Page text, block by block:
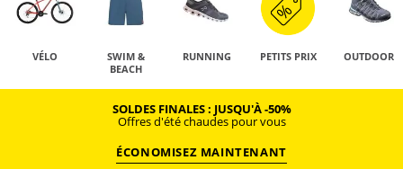
VÉLO
SWIM &
BEACH
RUNNING PETITS PRIX OUTDOOR
SOLDES FINALES : JUSQU'À -50%
Offres d'été chaudes pour vous
ÉCONOMISEZ MAINTENANT